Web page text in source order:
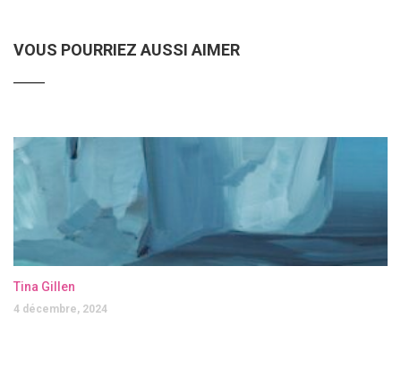
VOUS POURRIEZ AUSSI AIMER
Tina Gillen
4 décembre, 2024